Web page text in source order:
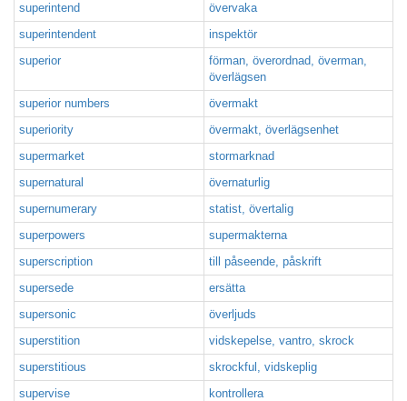
superintend
övervaka
superintendent
inspektör
superior
förman, överordnad, överman,
överlägsen
superior numbers
övermakt
superiority
övermakt, överlägsenhet
supermarket
stormarknad
supernatural
övernaturlig
supernumerary
statist, övertalig
superpowers
supermakterna
superscription
till påseende, påskrift
supersede
ersätta
supersonic
överljuds
superstition
vidskepelse, vantro, skrock
superstitious
skrockful, vidskeplig
supervise
kontrollera